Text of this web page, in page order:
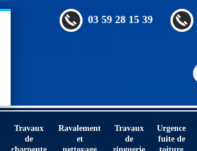
03 59 28 15 39
Travaux
de
Ravalement
et
Travaux
de
Urgence
fuite de